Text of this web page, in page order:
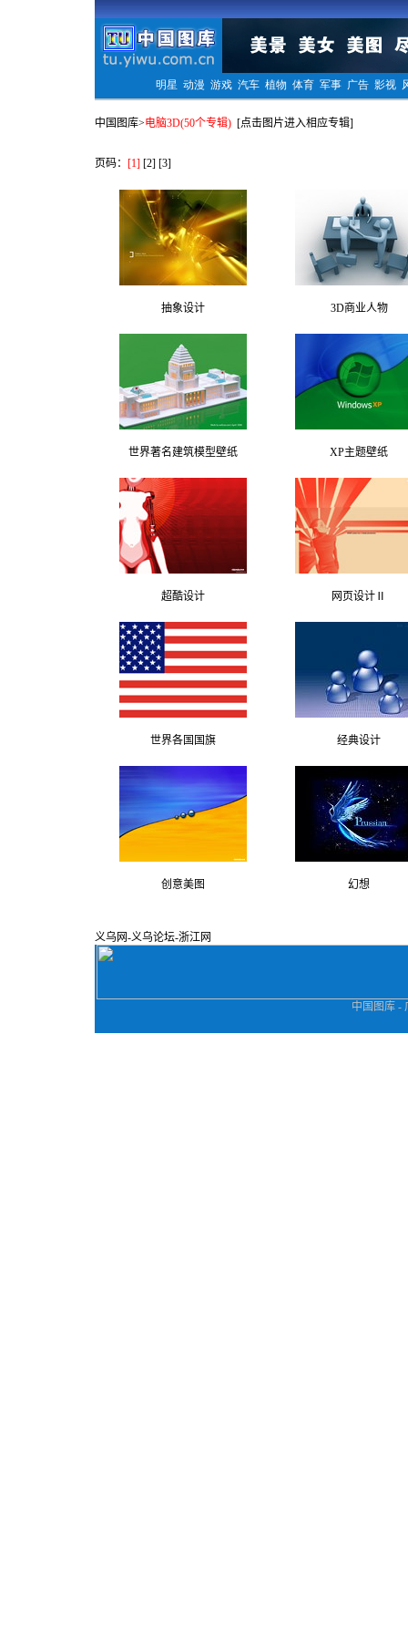
中国图库>电脑3D(50个专辑)[点击图片进入相应专辑]
页码： [1] [2] [3]
抽象设计 3D商业人物
世界著名建筑模型壁纸 XP主题壁纸
超酷设计 网页设计Ⅱ
世界各国国旗 经典设计
创意美图 幻想
义乌网-义乌论坛-浙江网